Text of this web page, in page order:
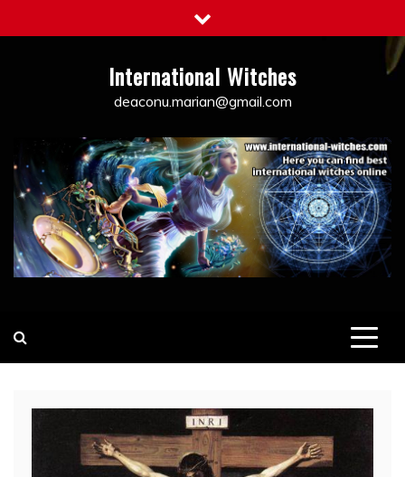
to
International Witches
deaconu.marian@gmail.com